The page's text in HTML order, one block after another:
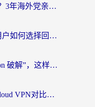
海外转国内加速器怎么选？3年海外党亲测指南，无缝刷剧玩游戏不再难
破解VPN PC限制：海外用户如何选择回国加速器实现无缝访问国内资源
海外党必看：别再纠结“vpn 破解”，这样选回国加速器才能真正无缝访问国内资源
Malus VPN好用吗？和o3cloud VPN对比哪个回国效果更好？